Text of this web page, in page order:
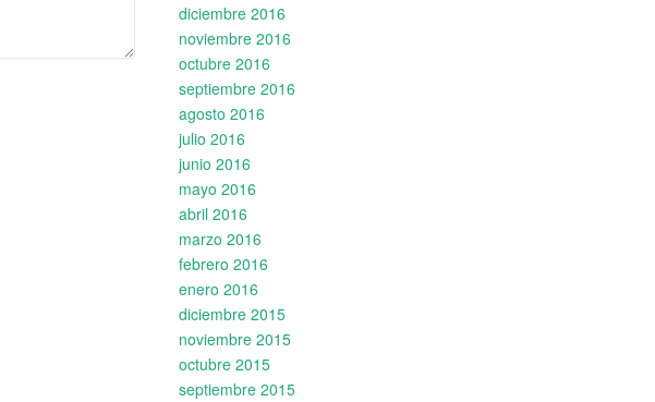
diciembre 2016
noviembre 2016
octubre 2016
septiembre 2016
agosto 2016
julio 2016
junio 2016
mayo 2016
abril 2016
marzo 2016
febrero 2016
enero 2016
diciembre 2015
noviembre 2015
octubre 2015
septiembre 2015